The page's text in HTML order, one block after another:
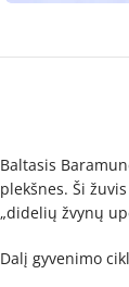
Baltasis
plekšnes. Ši
„didelių žvynų
Dalį gyvenimo